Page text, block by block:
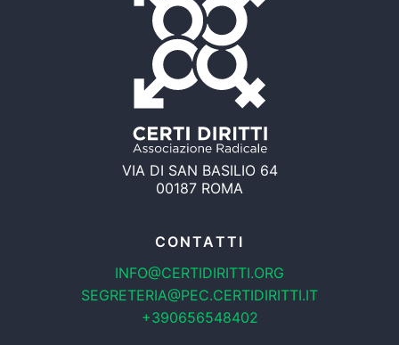
VIA DI SAN BASILIO 64
00187 ROMA
CONTATTI
INFO@CERTIDIRITTI.ORG
SEGRETERIA@PEC.CERTIDIRITTI.IT
+390656548402